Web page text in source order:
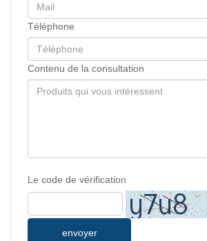
Téléphone
Contenu de la consultation
Le code de vérification
envoyer